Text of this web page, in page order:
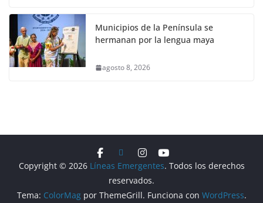
Municipios de la Península se
hermanan por la lengua maya
agosto 8, 2026
Copyright © 2026 Líneas Emergentes. Todos los derechos
reservados.
Tema: ColorMagpor ThemeGrill. Funciona con WordPress.